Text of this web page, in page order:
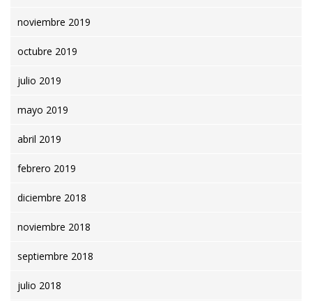
noviembre 2019
octubre 2019
julio 2019
mayo 2019
abril 2019
febrero 2019
diciembre 2018
noviembre 2018
septiembre 2018
julio 2018